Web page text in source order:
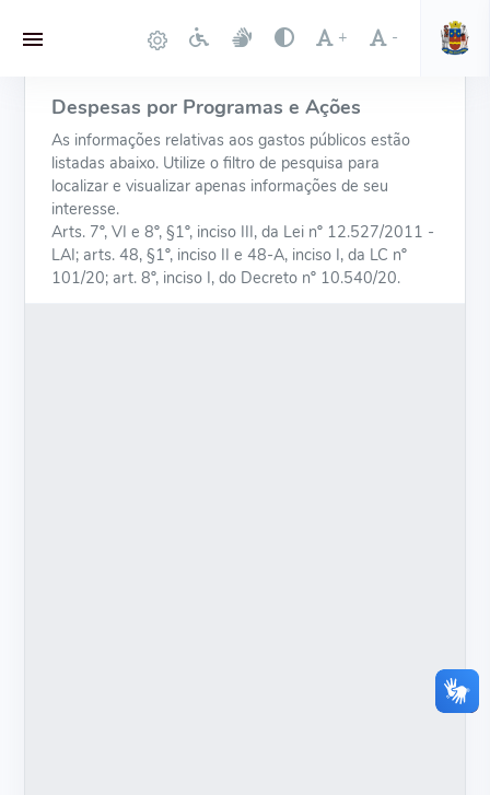
+ -
Despesas por Programas e Ações
As informações relativas aos gastos públicos estão
listadas abaixo. Utilize o filtro de pesquisa para
localizar e visualizar apenas informações de seu
interesse.
Arts. 7º, VI e 8º, §1º, inciso III, da Lei nº 12.527/2011 -
LAI; arts. 48, §1º, inciso II e 48-A, inciso I, da LC nº
101/20; art. 8º, inciso I, do Decreto nº 10.540/20.